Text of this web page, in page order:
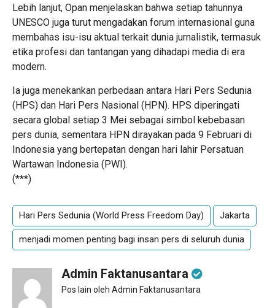
Lebih lanjut, Opan menjelaskan bahwa setiap tahunnya
UNESCO juga turut mengadakan forum internasional guna
membahas isu-isu aktual terkait dunia jurnalistik, termasuk
etika profesi dan tantangan yang dihadapi media di era
modern.
Ia juga menekankan perbedaan antara Hari Pers Sedunia
(HPS) dan Hari Pers Nasional (HPN). HPS diperingati
secara global setiap 3 Mei sebagai simbol kebebasan
pers dunia, sementara HPN dirayakan pada 9 Februari di
Indonesia yang bertepatan dengan hari lahir Persatuan
Wartawan Indonesia (PWI).
(***)
Hari Pers Sedunia (World Press Freedom Day) Jakarta
menjadi momen penting bagi insan pers di seluruh dunia
Admin Faktanusantara
Pos lain oleh Admin Faktanusantara